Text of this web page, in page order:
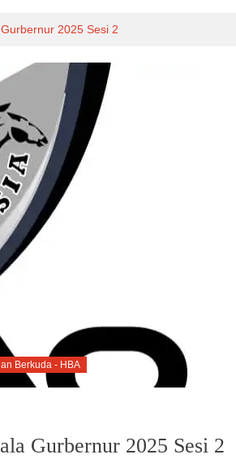
2025 Sesi 2
Berkuda - HBA
Gurbernur 2025 Sesi 2